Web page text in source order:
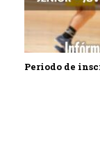
Periodo de